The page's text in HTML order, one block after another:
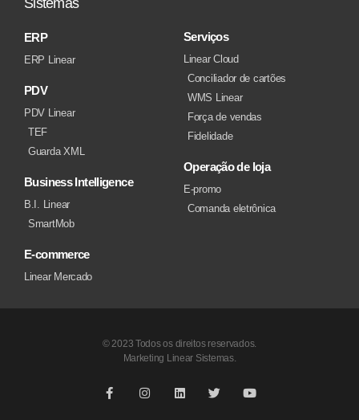
ERP
ERP Linear
PDV
PDV Linear
TEF
Guarda XML
Business Intelligence
B.I. Linear
SmartMob
E-commerce
Linear Mercado
Serviços
Linear Cloud
Conciliador de cartões
WMS Linear
Força de vendas
Fidelidade
Operação de loja
E-promo
Comanda eletrônica
© 2023 Todos os direitos reservados.
Marketing Linear Sistemas.